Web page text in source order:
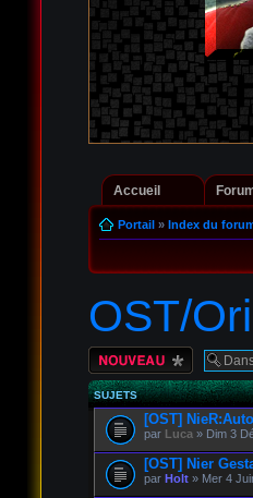
Accueil
Portail» Index du
OST/
Écrire un nouveau
sujet
SUJETS
[OST]
par Luca » Dim 3
[OST] Nier
par Holt» Mer 4